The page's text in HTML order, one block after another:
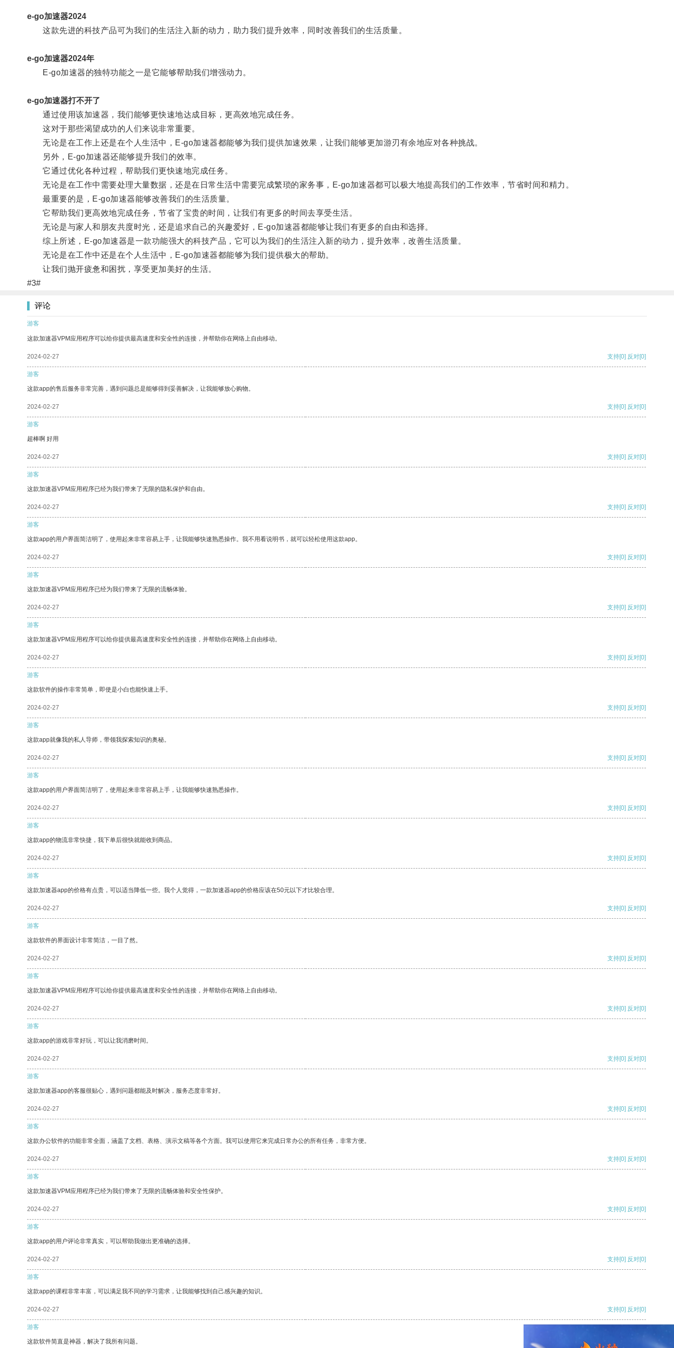
e-go加速器2024
这款先进的科技产品可为我们的生活注入新的动力，助力我们提升效率，同时改善我们的生活质量。
e-go加速器2024年
E-go加速器的独特功能之一是它能够帮助我们增强动力。
e-go加速器打不开了
通过使用该加速器，我们能够更快速地达成目标，更高效地完成任务。
这对于那些渴望成功的人们来说非常重要。
无论是在工作上还是在个人生活中，E-go加速器都能够为我们提供加速效果，让我们能够更加游刃有余地应对各种挑战。
另外，E-go加速器还能够提升我们的效率。
它通过优化各种过程，帮助我们更快速地完成任务。
无论是在工作中需要处理大量数据，还是在日常生活中需要完成繁琐的家务事，E-go加速器都可以极大地提高我们的工作效率，节省时间和精力。
最重要的是，E-go加速器能够改善我们的生活质量。
它帮助我们更高效地完成任务，节省了宝贵的时间，让我们有更多的时间去享受生活。
无论是与家人和朋友共度时光，还是追求自己的兴趣爱好，E-go加速器都能够让我们有更多的自由和选择。
综上所述，E-go加速器是一款功能强大的科技产品，它可以为我们的生活注入新的动力，提升效率，改善生活质量。
无论是在工作中还是在个人生活中，E-go加速器都能够为我们提供极大的帮助。
让我们抛开疲惫和困扰，享受更加美好的生活。
#3#
评论
游客
这款加速器VPM应用程序可以给你提供最高速度和安全性的连接，并帮助你在网络上自由移动。
2024-02-27 支持[0] 反对[0]
游客
这款app的售后服务非常完善，遇到问题总是能够得到妥善解决，让我能够放心购物。
2024-02-27 支持[0] 反对[0]
游客
超棒啊 好用
2024-02-27 支持[0] 反对[0]
游客
这款加速器VPM应用程序已经为我们带来了无限的隐私保护和自由。
2024-02-27 支持[0] 反对[0]
游客
这款app的用户界面简洁明了，使用起来非常容易上手，让我能够快速熟悉操作。我不用看说明书，就可以轻松使用这款app。
2024-02-27 支持[0] 反对[0]
游客
这款加速器VPM应用程序已经为我们带来了无限的流畅体验。
2024-02-27 支持[0] 反对[0]
游客
这款加速器VPM应用程序可以给你提供最高速度和安全性的连接，并帮助你在网络上自由移动。
2024-02-27 支持[0] 反对[0]
游客
这款软件的操作非常简单，即使是小白也能快速上手。
2024-02-27 支持[0] 反对[0]
游客
这款app就像我的私人导师，带领我探索知识的奥秘。
2024-02-27 支持[0] 反对[0]
游客
这款app的用户界面简洁明了，使用起来非常容易上手，让我能够快速熟悉操作。
2024-02-27 支持[0] 反对[0]
游客
这款app的物流非常快捷，我下单后很快就能收到商品。
2024-02-27 支持[0] 反对[0]
游客
这款加速器app的价格有点贵，可以适当降低一些。我个人觉得，一款加速器app的价格应该在50元以下才比较合理。
2024-02-27 支持[0] 反对[0]
游客
这款软件的界面设计非常简洁，一目了然。
2024-02-27 支持[0] 反对[0]
游客
这款加速器VPM应用程序可以给你提供最高速度和安全性的连接，并帮助你在网络上自由移动。
2024-02-27 支持[0] 反对[0]
游客
这款app的游戏非常好玩，可以让我消磨时间。
2024-02-27 支持[0] 反对[0]
游客
这款加速器app的客服很贴心，遇到问题都能及时解决，服务态度非常好。
2024-02-27 支持[0] 反对[0]
游客
这款办公软件的功能非常全面，涵盖了文档、表格、演示文稿等各个方面。我可以使用它来完成日常办公的所有任务，非常方便。
2024-02-27 支持[0] 反对[0]
游客
这款加速器VPM应用程序已经为我们带来了无限的流畅体验和安全性保护。
2024-02-27 支持[0] 反对[0]
游客
这款app的用户评论非常真实，可以帮助我做出更准确的选择。
2024-02-27 支持[0] 反对[0]
游客
这款app的课程非常丰富，可以满足我不同的学习需求，让我能够找到自己感兴趣的知识。
2024-02-27 支持[0] 反对[0]
游客
这款软件简直是神器，解决了我所有问题。